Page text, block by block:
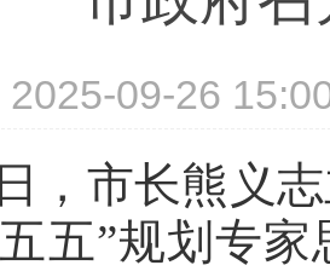
2025-09-26
，市长熊义
五”规划专